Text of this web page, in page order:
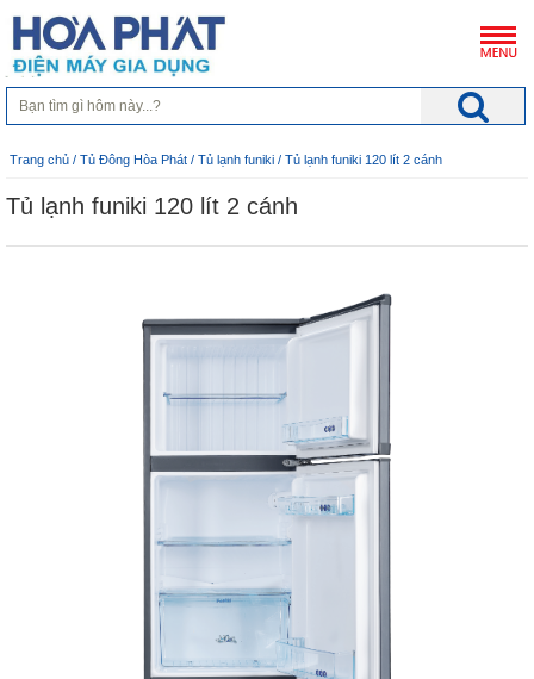
Trang chủ / Tủ Đông Hòa Phát / Tủ lạnh funiki / Tủ lạnh funiki 120 lít 2 cánh
Tủ lạnh funiki 120 lít 2 cánh